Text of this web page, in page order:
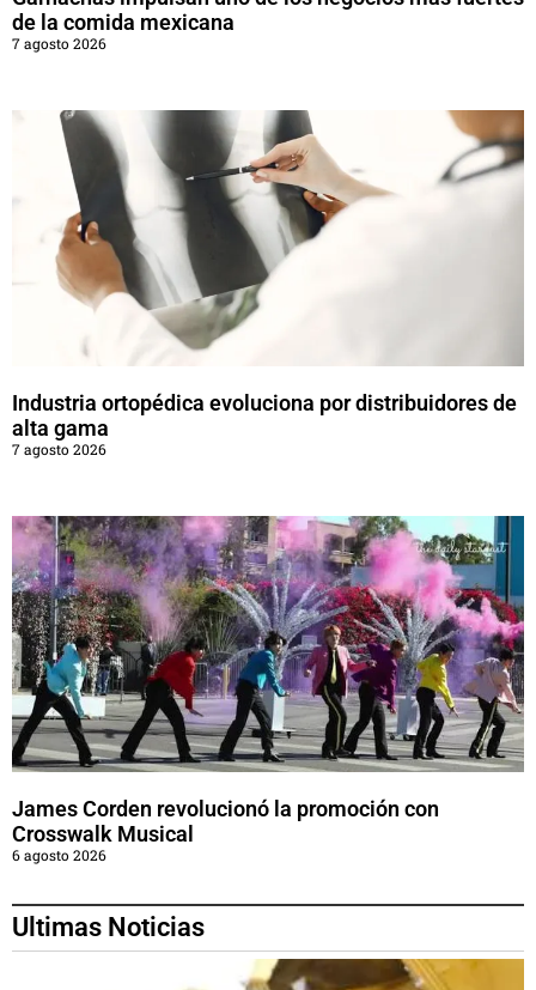
de la comida mexicana
7 agosto 2026
Industria ortopédica evoluciona por distribuidores de
alta gama
7 agosto 2026
James Corden revolucionó la promoción con
Crosswalk Musical
6 agosto 2026
Ultimas Noticias